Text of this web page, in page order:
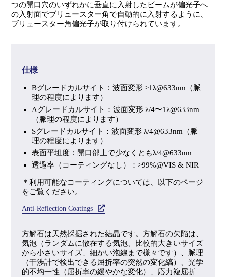
つの開口穴のいずれかに垂直に入射したビームが偏光子へ
の入射面でブリュースター角で自動的に入射するように、
ブリュースター角偏光子が取り付けられています。
仕様
Bグレードカルサイト：波面変形 >1λ@633nm（脈
理の程度によります）
Aグレードカルサイト：波面変形 λ/4〜1λ@633nm
（脈理の程度によります）
Sグレードカルサイト：波面変形 λ/4@633nm（脈
理の程度によります）
表面平坦度：開口部上で少なくともλ/4@633nm
透過率（コーティングなし）：>99%@VIS & NIR
＊利用可能なコーティングについては、以下のページ
をご覧ください。
Anti-Reflection Coatings
方解石は天然採掘された結晶です。方解石の欠陥は、
気泡（ランダムに散在する気泡、比較的大きいサイズ
から小さいサイズ、細かい泡線まで様々です）、脈理
（干渉計で検出できる屈折率の突然の変化縞）、光学
的不均一性（屈折率の緩やかな変化）、応力複屈折